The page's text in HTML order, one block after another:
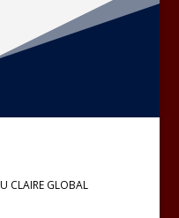
CLAIRE GLOBAL